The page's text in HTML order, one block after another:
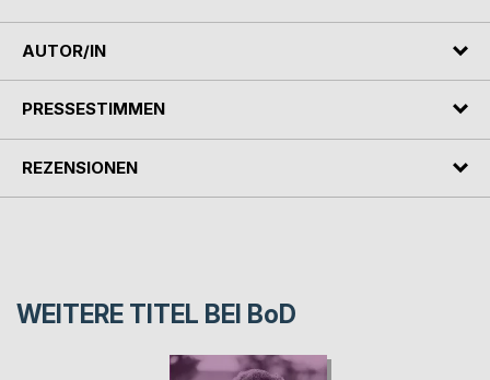
AUTOR/IN
PRESSESTIMMEN
REZENSIONEN
WEITERE TITEL BEI BoD